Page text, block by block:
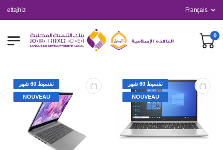
ettajhiz Français
0
تقسيط 60 شهر
NOUVEAU
تقسيط 60 شهر
NOUVEAU